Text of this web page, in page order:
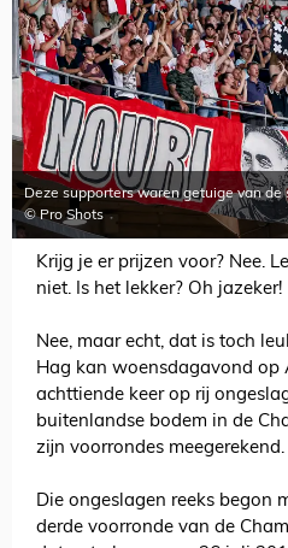
Deze supporters waren getuige van
© Pro Shots
Krijg je er prijzen voor? Nee.
niet. Is het lekker? Oh jazeker!
Nee, maar echt, dat is toch
Hag kan woensdagavond op
achttiende keer op rij
buitenlandse bodem in de
zijn voorrondes meegerekend.
Die ongeslagen reeks begon
derde voorronde van de